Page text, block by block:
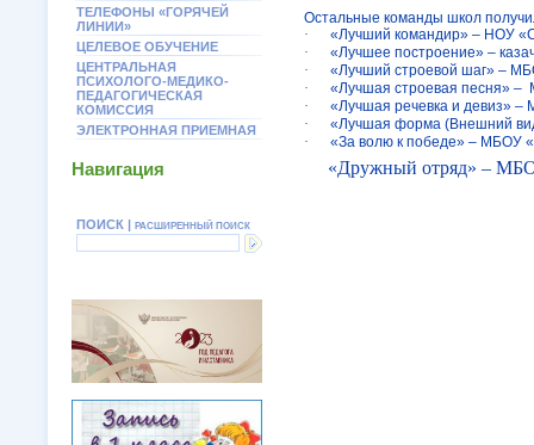
ТЕЛЕФОНЫ «ГОРЯЧЕЙ
ЛИНИИ»
ЦЕЛЕВОЕ ОБУЧЕНИЕ
ЦЕНТРАЛЬНАЯ
ПСИХОЛОГО-МЕДИКО-
ПЕДАГОГИЧЕСКАЯ
КОМИССИЯ
ЭЛЕКТРОННАЯ ПРИЕМНАЯ
Навигация
ПОИСК | РАСШИРЕННЫЙ ПОИСК
Остальные команды школ
·
«Лучший командир» – НОУ
·
«Лучшее построение» –
·
«Лучший строевой шаг» –
·
«Лучшая строевая песня» –
·
«Лучшая речевка и девиз»
·
«Лучшая форма (Внешний
·
«За волю к победе» –
«Дружный отряд» –